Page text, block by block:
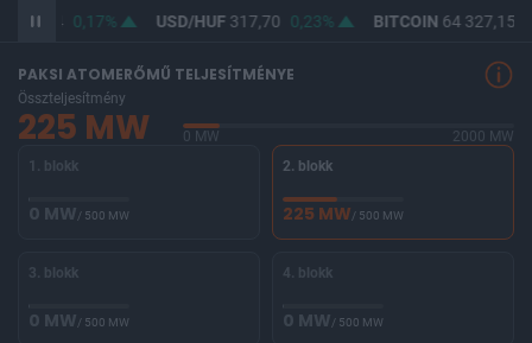
366,04 0,17% USD/HUF317,70 0,23% BITCOIN64 327,15
PAKSI ATOMERŐMŰ TELJESÍTMÉNYE
Összteljesítmény
225 MW 0 MW
2000 MW
1. blokk
0 MW/ 500 MW
2. blokk
225 MW/ 500 MW
3. blokk
0 MW/ 500 MW
4. blokk
0 MW/ 500 MW